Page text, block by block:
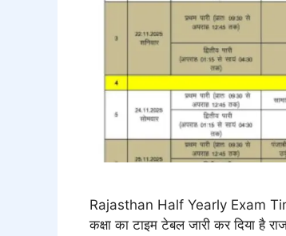
Rajasthan Half Yearly Exam Time
कक्षा का टाइम टेबल जारी कर दिया है